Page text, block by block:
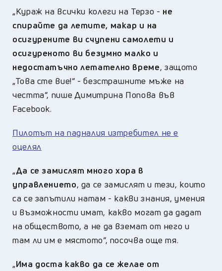
„Кураж на всички колеги на Терзо - не
спирайте да летите, макар и на
осигурените ви счупени самолети и
осигуреното ви безумно малко и
недостатъчно летателно време, защото
„Това сте вие!“ - безстрашните мъже на
честта“, пише Димитрина Попова във
Facebook.
Пилотът на падналия изтребител не е
оцелял
„Да се замислят много хора в
управлението, да се замислят и тези, които
са се запътили натам - какви знания, умения
и възможности имат, какво могат да дадат
на обществото, а не да вземат от него и
там ли им е мястото“, посочва още тя.
„Има доста какво да се желае от